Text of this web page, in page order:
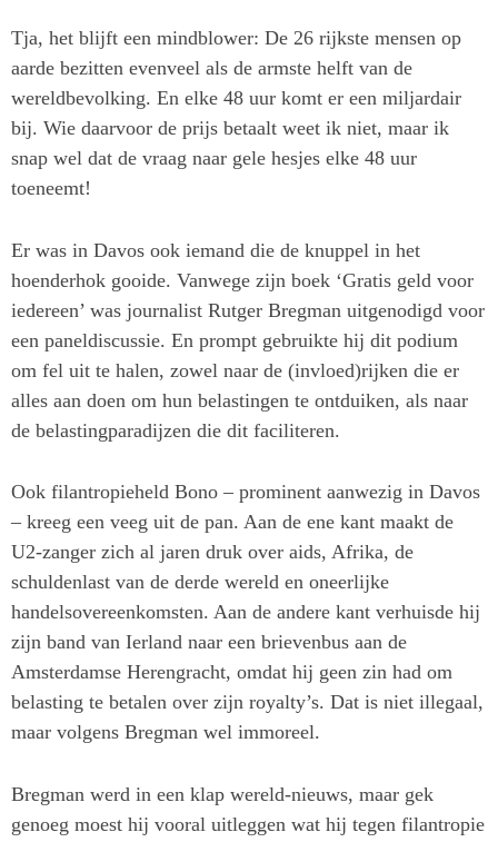
Tja, het blijft een mindblower: De 26 rijkste mensen op
aarde bezitten evenveel als de armste helft van de
wereldbevolking. En elke 48 uur komt er een miljardair
bij. Wie daarvoor de prijs betaalt weet ik niet, maar ik
snap wel dat de vraag naar gele hesjes elke 48 uur
toeneemt!
Er was in Davos ook iemand die de knuppel in het
hoenderhok gooide. Vanwege zijn boek ‘Gratis geld voor
iedereen’ was journalist Rutger Bregman uitgenodigd voor
een paneldiscussie. En prompt gebruikte hij dit podium
om fel uit te halen, zowel naar de (invloed)rijken die er
alles aan doen om hun belastingen te ontduiken, als naar
de belastingparadijzen die dit faciliteren.
Ook filantropieheld Bono – prominent aanwezig in Davos
– kreeg een veeg uit de pan. Aan de ene kant maakt de
U2-zanger zich al jaren druk over aids, Afrika, de
schuldenlast van de derde wereld en oneerlijke
handelsovereenkomsten. Aan de andere kant verhuisde hij
zijn band van Ierland naar een brievenbus aan de
Amsterdamse Herengracht, omdat hij geen zin had om
belasting te betalen over zijn royalty’s. Dat is niet illegaal,
maar volgens Bregman wel immoreel.
Bregman werd in een klap wereld-nieuws, maar gek
genoeg moest hij vooral uitleggen wat hij tegen filantropie